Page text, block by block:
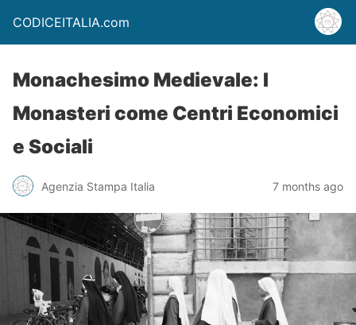
CODICEITALIA.com
Monachesimo Medievale: I
Monasteri come Centri Economici
e Sociali
Agenzia Stampa Italia 7 months ago